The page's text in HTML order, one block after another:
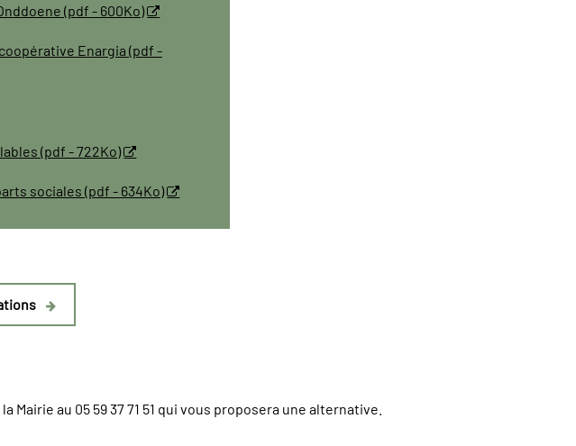
(pdf - 600Ko)
Enargia (pdf -
(pdf - 722Ko)
sociales (pdf - 634Ko)
au 05 59 37 71 51 qui vous proposera une alternative.